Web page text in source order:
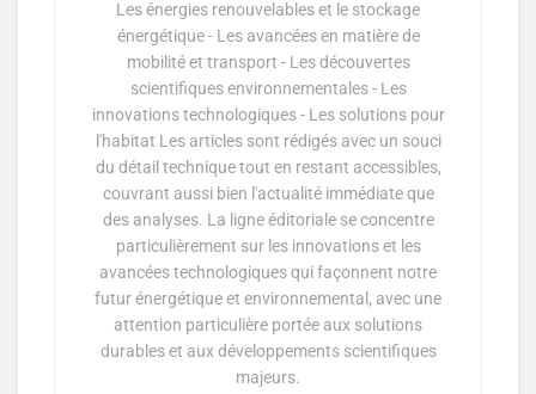
Les énergies renouvelables et le stockage
énergétique - Les avancées en matière de
mobilité et transport - Les découvertes
scientifiques environnementales - Les
innovations technologiques - Les solutions pour
l'habitat Les articles sont rédigés avec un souci
du détail technique tout en restant accessibles,
couvrant aussi bien l'actualité immédiate que
des analyses. La ligne éditoriale se concentre
particulièrement sur les innovations et les
avancées technologiques qui façonnent notre
futur énergétique et environnemental, avec une
attention particulière portée aux solutions
durables et aux développements scientifiques
majeurs.